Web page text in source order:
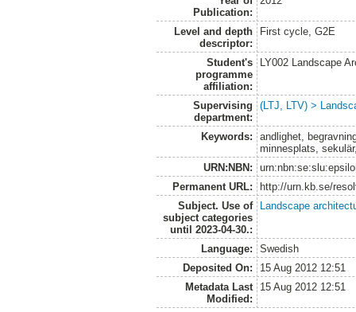
Publication:
Level and depth
descriptor:
First cycle, G2E
Student's
programme
affiliation:
LY002 Landscape
Supervising
department:
(LTJ, LTV) >
Keywords:
andlighet,
minnesplats,
URN:NBN:
Permanent URL:
http://urn.kb.se/
Subject. Use of
subject categories
until 2023-04-30.:
Landscape
Language:
Swedish
Deposited On:
15 Aug 2012 12:51
Metadata Last
Modified:
15 Aug 2012 12:51